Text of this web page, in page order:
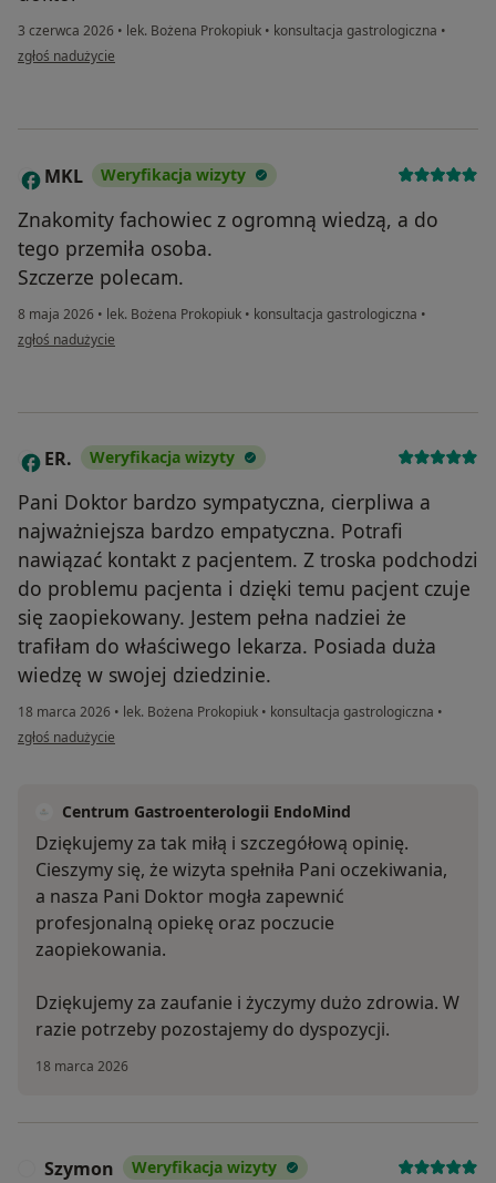
3 czerwca 2026 • lek. Bożena Prokopiuk • konsultacja gastrologiczna •
w opinii użytkownika HK
zgłoś nadużycie
M MKL Weryfikacja wizyty
Znakomity fachowiec z ogromną wiedzą, a do
tego przemiła osoba.
Szczerze polecam.
8 maja 2026 • lek. Bożena Prokopiuk • konsultacja gastrologiczna •
w opinii użytkownika MKL
zgłoś nadużycie
E ER. Weryfikacja wizyty
Pani Doktor bardzo sympatyczna, cierpliwa a
najważniejsza bardzo empatyczna. Potrafi
nawiązać kontakt z pacjentem. Z troska podchodzi
do problemu pacjenta i dzięki temu pacjent czuje
się zaopiekowany. Jestem pełna nadziei że
trafiłam do właściwego lekarza. Posiada duża
wiedzę w swojej dziedzinie.
18 marca 2026 • lek. Bożena Prokopiuk • konsultacja gastrologiczna •
w opinii użytkownika ER.
zgłoś nadużycie
Centrum Gastroenterologii EndoMind
Dziękujemy za tak miłą i szczegółową opinię.
Cieszymy się, że wizyta spełniła Pani oczekiwania,
a nasza Pani Doktor mogła zapewnić
profesjonalną opiekę oraz poczucie
zaopiekowania.
Dziękujemy za zaufanie i życzymy dużo zdrowia. W
razie potrzeby pozostajemy do dyspozycji.
18 marca 2026
Szymon Weryfikacja wizyty